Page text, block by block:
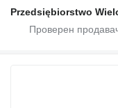
Przedsiębiorstwo